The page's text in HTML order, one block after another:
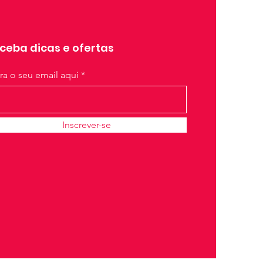
dicas e ofertas
o seu email aqui
Inscrever-se